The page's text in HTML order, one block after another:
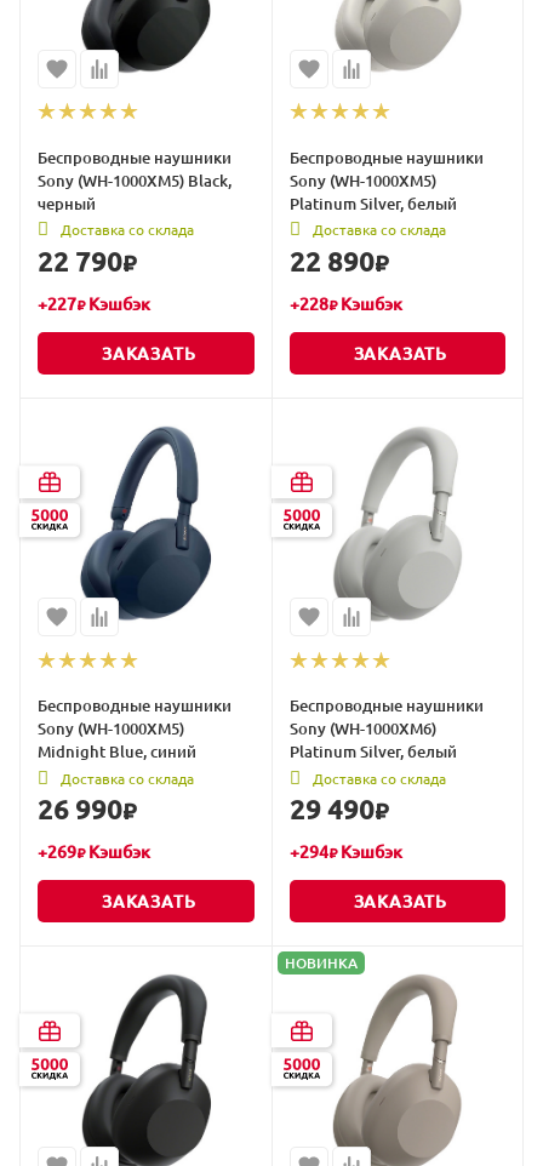
Беспроводные наушники
Sony (WH-1000XM5) Black,
черный
Доставка со склада
22 790₽
+227₽Кэшбэк
ЗАКАЗАТЬ
Беспроводные наушники
Sony (WH-1000XM5)
Platinum Silver, белый
Доставка со склада
22 890₽
+228₽Кэшбэк
ЗАКАЗАТЬ
Беспроводные наушники
Sony (WH-1000XM5)
Midnight Blue, синий
Доставка со склада
26 990₽
+269₽Кэшбэк
ЗАКАЗАТЬ
Беспроводные наушники
Sony (WH-1000XM6)
Platinum Silver, белый
Доставка со склада
29 490₽
+294₽Кэшбэк
ЗАКАЗАТЬ
НОВИНКА